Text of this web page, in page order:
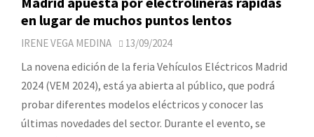
en lugar de muchos puntos lentos
IRENE VEGA MEDINA 13/09/2024
La novena edición de la feria Vehículos Eléctricos Madrid
2024 (VEM 2024), está ya abierta al público, que podrá
probar diferentes modelos eléctricos y conocer las
últimas novedades del sector. Durante el evento, se